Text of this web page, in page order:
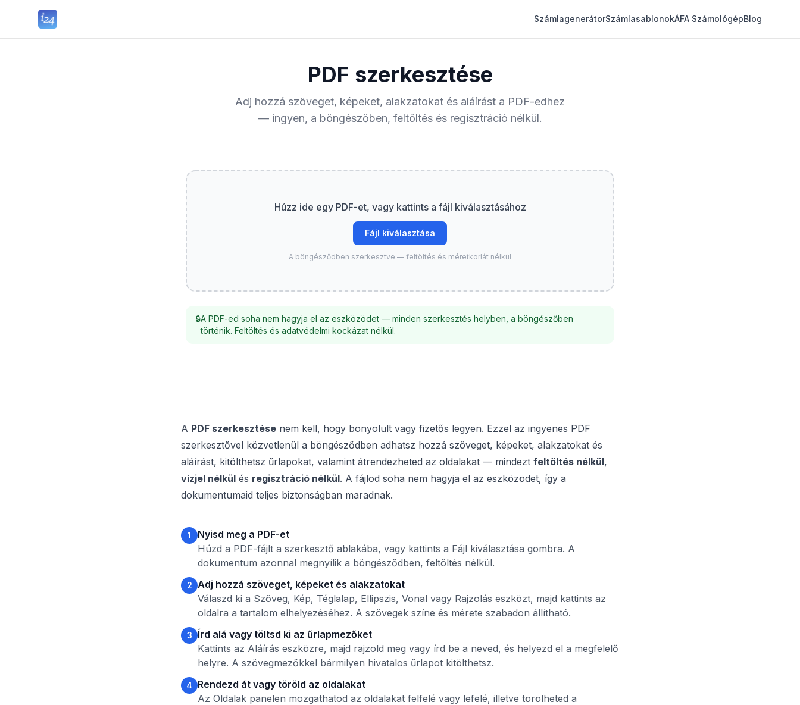
SzámlagenerátorSzámlasablonokÁFA SzámológépBlog
PDF szerkesztése
Adj hozzá szöveget, képeket, alakzatokat és aláírást a PDF-edhez
— ingyen, a böngészőben, feltöltés és regisztráció nélkül.
Húzz ide egy PDF-et, vagy kattints a fájl kiválasztásához
Fájl kiválasztása
A böngésződben szerkesztve — feltöltés és méretkorlát nélkül
🔒A PDF-ed soha nem hagyja el az eszközödet — minden szerkesztés helyben, a böngészőben
történik. Feltöltés és adatvédelmi kockázat nélkül.
A PDF szerkesztése nem kell, hogy bonyolult vagy fizetős legyen. Ezzel az ingyenes PDF
szerkesztővel közvetlenül a böngésződben adhatsz hozzá szöveget, képeket, alakzatokat és
aláírást, kitölthetsz űrlapokat, valamint átrendezheted az oldalakat — mindezt feltöltés nélkül,
vízjel nélkül és regisztráció nélkül. A fájlod soha nem hagyja el az eszközödet, így a
dokumentumaid teljes biztonságban maradnak.
1
Nyisd meg a PDF-et
Húzd a PDF-fájlt a szerkesztő ablakába, vagy kattints a Fájl kiválasztása gombra. A
dokumentum azonnal megnyílik a böngésződben, feltöltés nélkül.
2 Adj hozzá szöveget, képeket és alakzatokat
Válaszd ki a Szöveg, Kép, Téglalap, Ellipszis, Vonal vagy Rajzolás eszközt, majd kattints az
oldalra a tartalom elhelyezéséhez. A szövegek színe és mérete szabadon állítható.
3
Írd alá vagy töltsd ki az űrlapmezőket
Kattints az Aláírás eszközre, majd rajzold meg vagy írd be a neved, és helyezd el a megfelelő
helyre. A szövegmezőkkel bármilyen hivatalos űrlapot kitölthetsz.
4
Rendezd át vagy töröld az oldalakat
Az Oldalak panelen mozgathatod az oldalakat felfelé vagy lefelé, illetve törölheted a